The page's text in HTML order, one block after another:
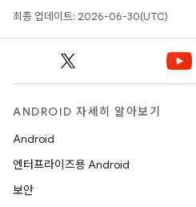
최종 업데이트: 2026-06-30(UTC)
ANDROID 자세히 알아보기
Android
엔터프라이즈용 Android
보안